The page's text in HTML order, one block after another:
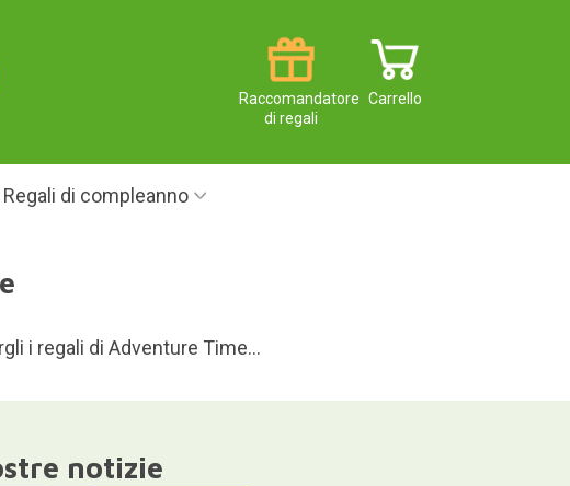
Carrello
Raccomandatore
di regali
Regali di compleanno
i regali di Adventure Time...
notizie